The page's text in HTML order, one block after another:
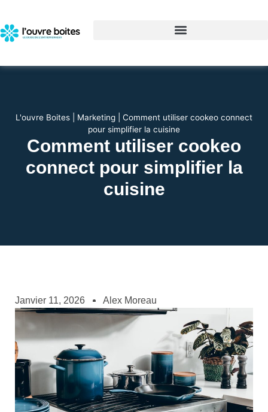
L'ouvre Boites Marketing
Comment utiliser cookeo connect
pour simplifier la cuisine
Comment utiliser cookeo
connect pour simplifier la
cuisine
Janvier 11, 2026 Alex Moreau